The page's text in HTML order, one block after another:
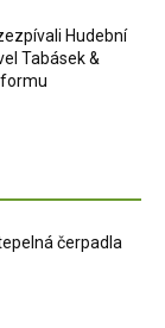
Hudební
Tabásek &
čerpadla